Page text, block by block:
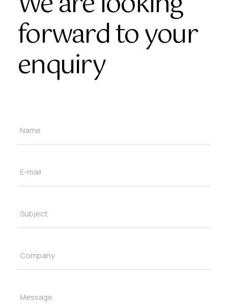
forward to your
enquiry